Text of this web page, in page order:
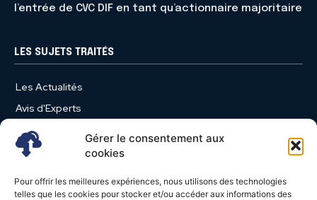
Gérer le consentement aux
cookies
Pour offrir les meilleures expériences, nous utilisons des technologies
telles que les cookies pour stocker et/ou accéder aux informations des
l’entrée de CVC DIF en tant qu’actionnaire majoritaire
LES SUJETS TRAITÉS
Les Actualités
Avis d'Experts
Produits et Services
Vie d'entreprise
Nominations